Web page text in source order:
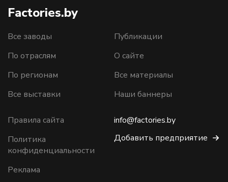
Factories.by
Все заводы
По отраслям
По регионам
Все выставки
Публикации
О сайте
Все материалы
Наши баннеры
Правила сайта
Политика
конфиденциальности
Реклама
info@factories.by
Добавить предприятие